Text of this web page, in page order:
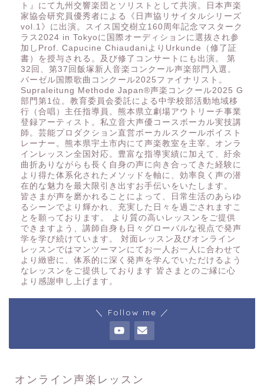
ト』にて九州交響楽団とソリストとして共演。日本声楽
家協会研究員優秀者による《日声協リサイタルシリーズ
vol.1》に出演。スイス国交樹立160周年記念マスターク
ラス2024 in Tokyoに国際オーディションに選抜され参
加しProf. Capucine ChiaudaniよりUrkunde（修了証
書）を授与される。及び修了コンサートにも出演。 第
32回、第37回飯塚新人音楽コンクール声楽部門入選。
バーゼル国際歌曲コンクール2025ファイナリスト。
Supraleitung Methode Japan®️声楽コンクール2025 G
部門第1位。教育委員会委託による中学校部活動地域移
行（合唱）主任指導員。熊本県立劇場アウトリーチ事業
登録アーティスト。私立音大声優コースボーカル実技講
師。芸能プロダクション直営ボーカルスクールボイスト
レーナー。熊本県宇土市内にて声楽教室を主宰。オンラ
インレッスン全国対応。豊富な指導実績に加えて、紆余
曲折ありながらも長く自身の声に向き合ってきた経験に
より得た体系化されたメソッドを軸に、効率良く声の潜
在的な魅力を最大限引き出すお手伝いをいたします。
皆さまが声を磨かれることによって、日常生活のあらゆ
るシーンでより輝かれ、充実した日々を過ごされますこ
とを願っております。 より質の高いレッスンをご提供
できますよう、講師自身も日々グローバルな視点で発声
学を学び続けています。 対面レッスン及びオンライン
レッスンではマンツーマンにてお一人お一人に合わせて
より緻密に、体系的に深く発声を学んでいただけるよう
なレッスンをご提供しております 皆さまとのご縁に心
より感謝申し上げます。
＼ Follow me ／
オンライン声楽レッスン